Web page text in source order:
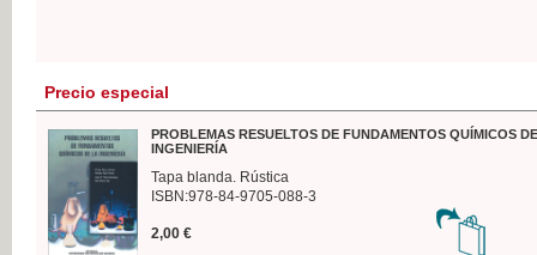
Precio especial
PROBLEMAS RESUELTOS DE FUNDAMENTOS QUÍMICOS
INGENIERÍA
Tapa blanda. Rústica
ISBN:978-84-9705-088-3
2,00 €